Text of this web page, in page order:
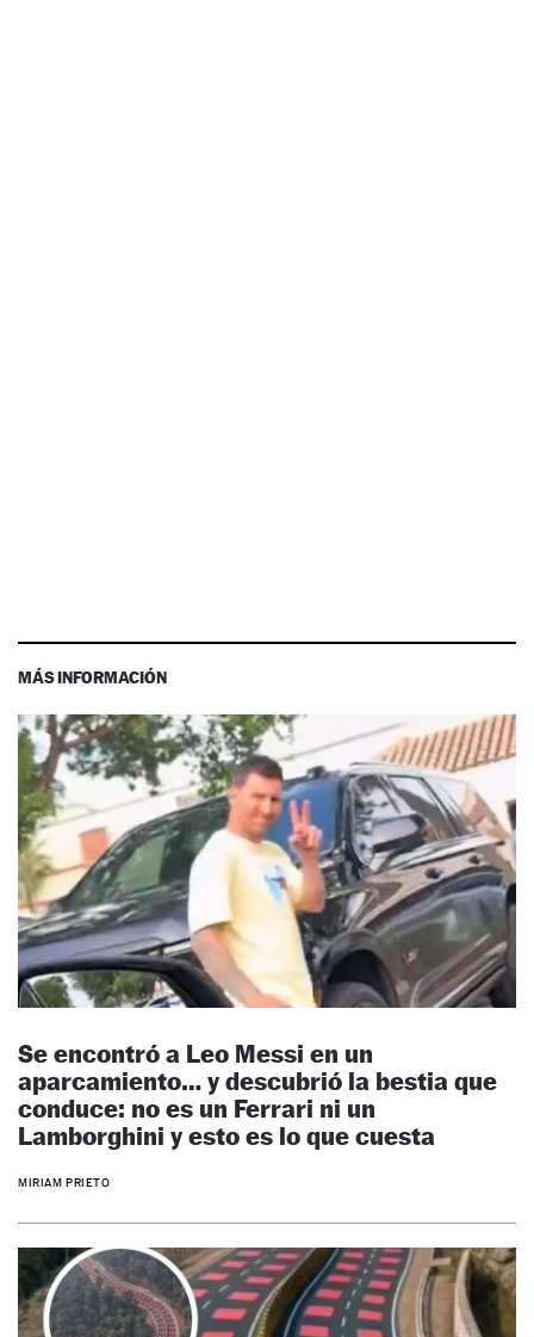
MÁS INFORMACIÓN
Se encontró a Leo Messi en un
aparcamiento… y descubrió la bestia que
conduce: no es un Ferrari ni un
Lamborghini y esto es lo que cuesta
MIRIAM PRIETO